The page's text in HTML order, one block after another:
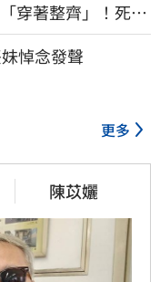
穿著整齊」！死者
悼念發聲
更多
陳苡孋